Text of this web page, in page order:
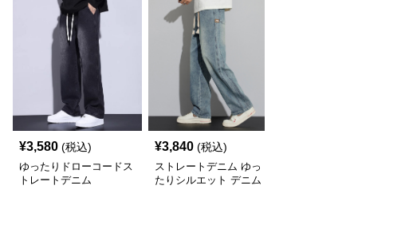
¥3,580 (税込)
ゆったりドローコードス
トレートデニム
¥3,840 (税込)
ストレートデニム ゆっ
たりシルエット デニム